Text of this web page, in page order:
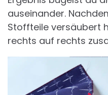
auseinander.
Stoffteile versäubert
rechts auf rechts